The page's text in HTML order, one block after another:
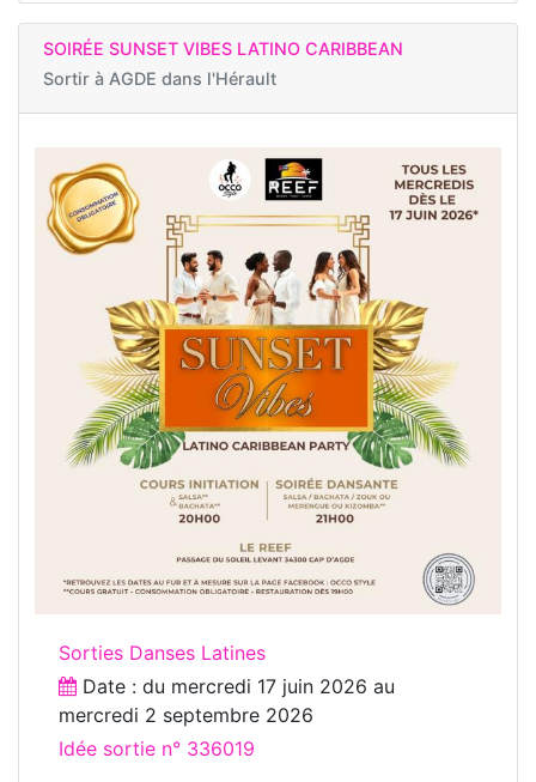
SOIRÉE SUNSET VIBES LATINO CARIBBEAN
Sortir à AGDE dans l'Hérault
Sorties Danses Latines
Date : du mercredi 17 juin 2026 au
mercredi 2 septembre 2026
Idée sortie n° 336019